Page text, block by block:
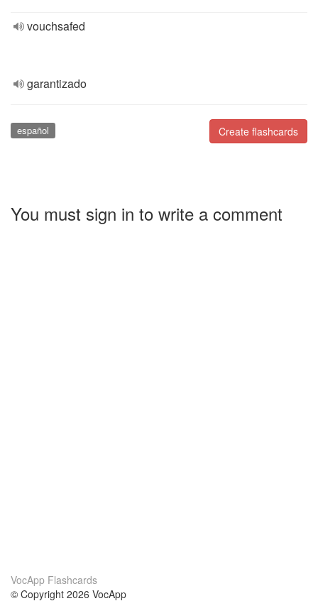
vouchsafed
garantizado
Create flashcards
español
You must sign in to write a comment
VocApp Flashcards
© Copyright 2026 VocApp